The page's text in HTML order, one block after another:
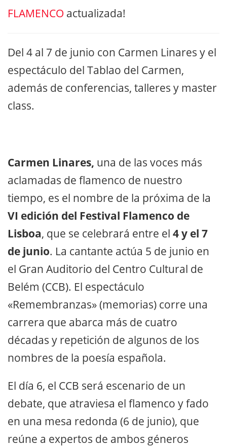
FLAMENCO actualizada!
Del 4 al 7 de junio con Carmen Linares y el
espectáculo del Tablao del Carmen,
además de conferencias, talleres y master
class.
Carmen Linares, una de las voces más
aclamadas de flamenco de nuestro
tiempo, es el nombre de la próxima de la
VI edición del Festival Flamenco de
Lisboa, que se celebrará entre el 4 y el 7
de junio. La cantante actúa 5 de junio en
el Gran Auditorio del Centro Cultural de
Belém (CCB). El espectáculo
«Remembranzas» (memorias) corre una
carrera que abarca más de cuatro
décadas y repetición de algunos de los
nombres de la poesía española.
El día 6, el CCB será escenario de un
debate, que atraviesa el flamenco y fado
en una mesa redonda (6 de junio), que
reúne a expertos de ambos géneros